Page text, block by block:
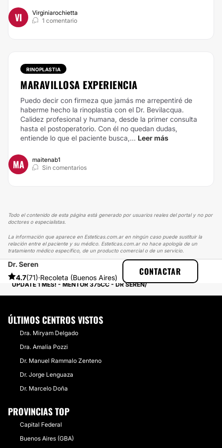
VI
Virginiarochietta
1 comentario
RINOPLASTIA
MARAVILLOSA EXPERIENCIA
Puedo decir con firmeza que jamás me arrepentiré de
haberme hecho la rinoplastia con el Dr. Bevilacqua.
Calidez profesional y humana, desde la primer consulta
hasta el postoperatorio. Con él no quedan dudas,
entiende lo que el paciente busca,... Leer más
MA
maitenab1
Sin comentarios
Todo el contenido de esta página está generado por usuarios reales del portal y no por
doctores o especialistas.
La información que aparece en Esteticas.com.ar en ningún caso puede sustituir la
relación entre el paciente y su médico. Esteticas.com.ar no hace apología de un
tratamiento médico específico, de un producto comercial o de un servicio.
Dr. Seren
4.7(71)·Recoleta (Buenos Aires)
CONTACTAR
ESTETICAS
EXPERIENCIAS SOBRE AUMENTO MAMAS
UPDATE 1 MES! - MENTOR 375CC - DR SERÉN
ÚLTIMOS CENTROS VISTOS
Dra. Miryam Delgado
Dra. Amalia Pozzi
Dr. Manuel Rammalo Zenteno
Dr. Jorge Lenguaza
Dr. Marcelo Doña
PROVINCIAS TOP
Capital Federal
Buenos Aires (GBA)